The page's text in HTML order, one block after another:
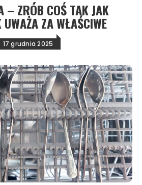
– ZRÓB COŚ TAK JAK
UWAŻA ZA WŁAŚCIWE
17 grudnia 2025